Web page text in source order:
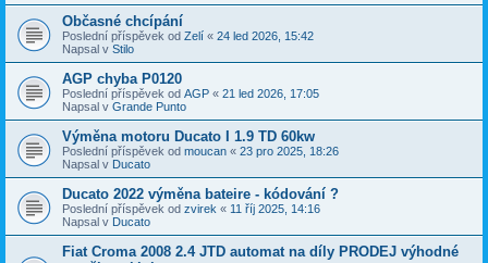
Občasné chcípání
Poslední příspěvek od Zelí « 24 led 2026, 15:42
Napsal v Stilo
AGP chyba P0120
Poslední příspěvek od AGP « 21 led 2026, 17:05
Napsal v Grande Punto
Výměna motoru Ducato I 1.9 TD 60kw
Poslední příspěvek od moucan « 23 pro 2025, 18:26
Napsal v Ducato
Ducato 2022 výměna bateire - kódování ?
Poslední příspěvek od zvirek « 11 říj 2025, 14:16
Napsal v Ducato
Fiat Croma 2008 2.4 JTD automat na díly PRODEJ výhodné